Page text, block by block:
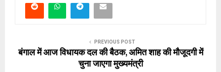
PREVIOUS POST
बंगाल में आज विधायक दल की बैठक, अमित शाह की मौजूदगी में
चुना जाएगा मुख्यमंत्री